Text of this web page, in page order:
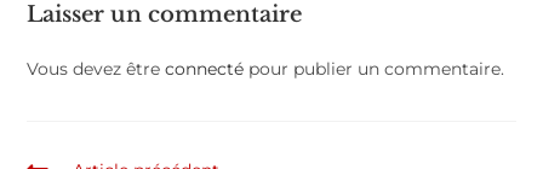
Laisser un commentaire
Vous devez êtreconnecté pour publier un commentaire.